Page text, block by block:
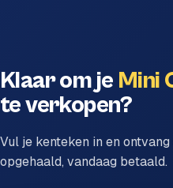
Klaar om je Mini
te verkopen?
Vul je kenteken in en
opgehaald, vandaag betaald.